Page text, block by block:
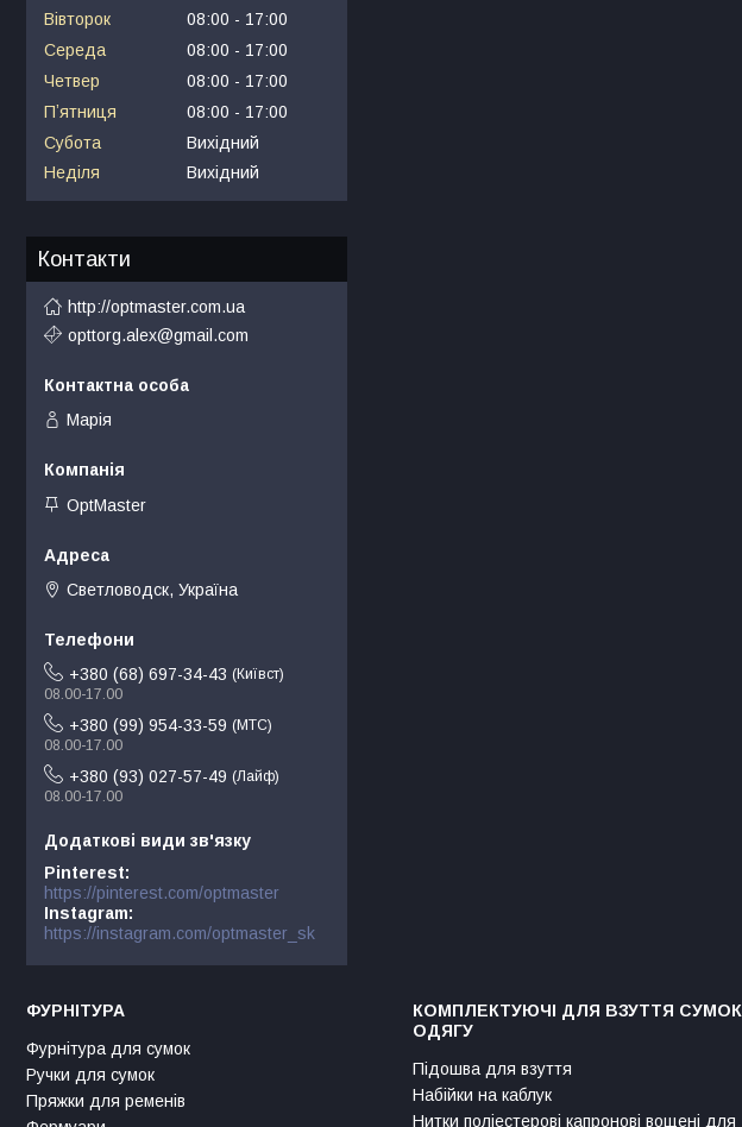
Вівторок
08:00
17:00
Середа
08:00
17:00
Четвер
08:00
17:00
Пʼятниця
08:00
17:00
Субота
Вихідний
Неділя
Вихідний
Контакти
http://optmaster.com.ua
opttorg.alex@gmail.com
Марія
OptMaster
Светловодск, Україна
+380 (68) 697-34-43
Київст
08.00-17.00
+380 (99) 954-33-59
МТС
08.00-17.00
+380 (93) 027-57-49
Лайф
08.00-17.00
Pinterest
https://pinterest.com/optmaster
Instagram
https://instagram.com/optmaster_sk
ФУРНІТУРА
Фурнітура для сумок
Ручки для сумок
Пряжки для ременів
КОМПЛЕКТУЮЧІ ДЛЯ ВЗУТТЯ СУМОК
ОДЯГУ
Підошва для взуття
Набійки на каблук
Нитки поліестерові капронові вощені для